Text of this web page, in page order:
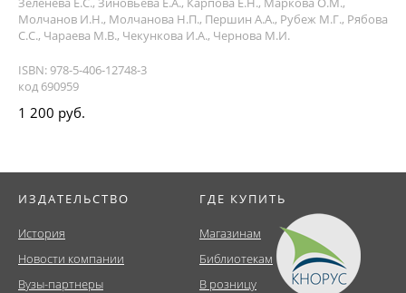
Молчанов И.Н., Молчанова Н.П., Першин А.А., Рубеж М.Г., Рябова
С.С., Чараева М.В., Чекункова И.А., Чернова М.И.
ISBN: 978-5-406-12748-3
код 690959
1 200 руб.
ИЗДАТЕЛЬСТВО
История
Новости компании
Вузы-партнеры
ГДЕ КУПИТЬ
Магазинам
Библиотекам
В розницу